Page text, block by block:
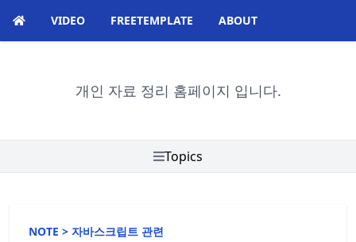
VIDEO FREETEMPLATE ABOUT
개인 자료 정리 홈페이지 입니다.
Topics
NOTE > 자바스크립트 관련